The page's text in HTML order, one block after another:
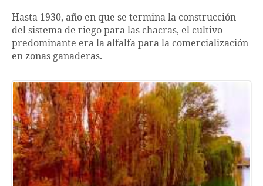
Hasta 1930, año en que se termina la construcción
del sistema de riego para las chacras, el cultivo
predominante era la alfalfa para la comercialización
en zonas ganaderas.